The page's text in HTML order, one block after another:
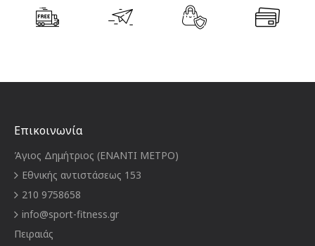
Επικοινωνία
Άγιος Δημήτριος (ΕΝΑΝΤΙ ΜΕΤΡΟ)
Εθνικής αντιστάσεως 153
210 9758658
info@sport-fitness.gr
Πειραιάς